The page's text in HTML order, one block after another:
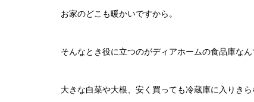
お家のどこも暖かいですから。
そんなとき役に立つのがディアホームの食品庫なん
大きな白菜や大根、安く買っても冷蔵庫に入りきら